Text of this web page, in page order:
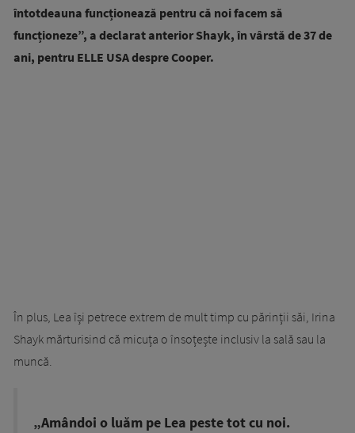
întotdeauna funcționează pentru că noi facem să
funcționeze”, a declarat anterior Shayk, în vârstă de 37 de
ani, pentru ELLE USA despre Cooper.
În plus, Lea își petrece extrem de mult timp cu părinții săi, Irina
Shayk mărturisind că micuța o însoțește inclusiv la sală sau la
muncă.
„Amândoi o luăm pe Lea peste tot cu noi.